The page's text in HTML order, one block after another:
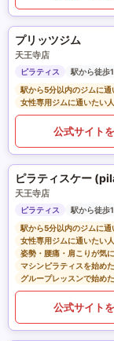
プリッツジム
天王寺店
ピラティス
駅から徒歩
駅から5分以内のジムに通
女性専用ジムに通いたい人
公式サイト
ピラティスケー
天王寺店
ピラティス
駅から徒歩
駅から5分以内のジムに通
女性専用ジムに通いたい人
姿勢・腰痛・肩こりが気
マシンピラティスを始め
グループレッスンで始め
公式サイト